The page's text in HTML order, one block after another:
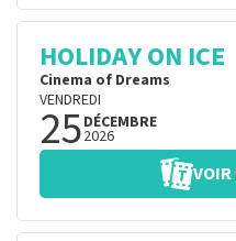
HOLIDAY ON ICE
Cinema of Dreams
VENDREDI
25DÉCEMBRE
2026
VOIR